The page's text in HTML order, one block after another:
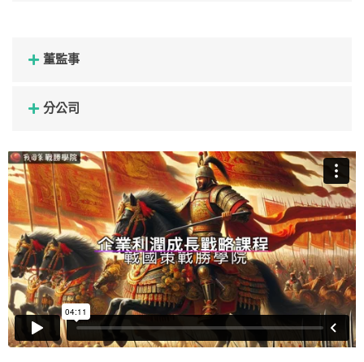
董監事
分公司